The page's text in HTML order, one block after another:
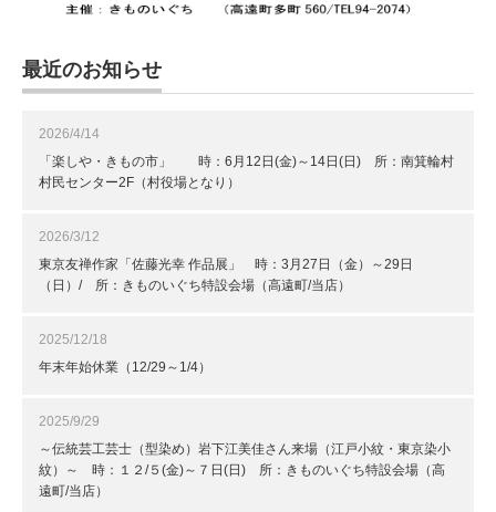
最近のお知らせ
2026/4/14
「楽しや・きもの市」 時：6月12日(金)～14日(日) 所：南箕輪村
村民センター2F（村役場となり）
2026/3/12
東京友禅作家「佐藤光幸 作品展」 時：3月27日（金）～29日
（日）/ 所：きものいぐち特設会場（高遠町/当店）
2025/12/18
年末年始休業（12/29～1/4）
2025/9/29
～伝統芸工芸士（型染め）岩下江美佳さん来場（江戸小紋・東京染小
紋）～ 時：１２/５(金)～７日(日) 所：きものいぐち特設会場（高
遠町/当店）